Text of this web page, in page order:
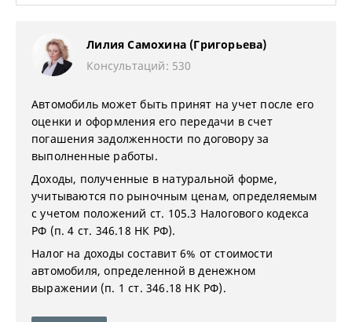
Лилия Самохина (Григорьева)
Консультаций: 530
Автомобиль может быть принят на учет после его
оценки и оформления его передачи в счет
погашения задолженности по договору за
выполненные работы.
Доходы, полученные в натуральной форме,
учитываются по рыночным ценам, определяемым
с учетом положений ст. 105.3 Налогового кодекса
РФ (п. 4 ст. 346.18 НК РФ).
Налог на доходы составит 6% от стоимости
автомобиля, определенной в денежном
выражении (п. 1 ст. 346.18 НК РФ).